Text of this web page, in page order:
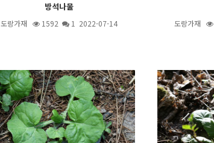
방석나물
도랑가재 1592 1 2022-07-14 도랑가재